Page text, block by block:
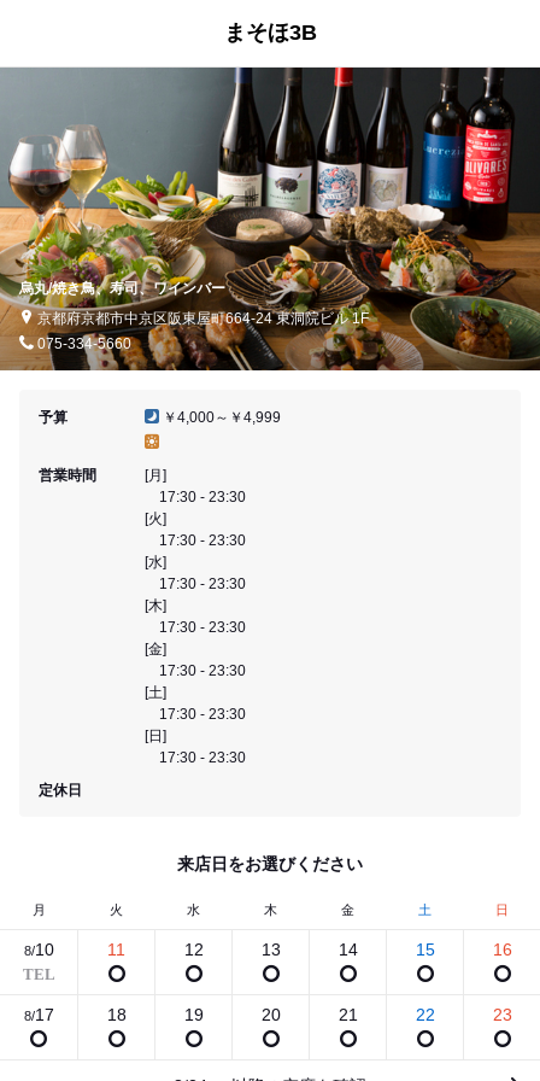
まそほ3B
烏丸/焼き鳥、寿司、ワインバー
京都府京都市中京区阪東屋町664-24 東洞院ビル 1F
075-334-5660
予算 ￥4,000～￥4,999
営業時間
[月]
17:30 - 23:30
[火]
17:30 - 23:30
[水]
17:30 - 23:30
[木]
17:30 - 23:30
[金]
17:30 - 23:30
[土]
17:30 - 23:30
[日]
17:30 - 23:30
定休日
来店日をお選びください
月 火 水 木 金 土 日
8/10 11 12 13 14 15 16
8/17 18 19 20 21 22 23